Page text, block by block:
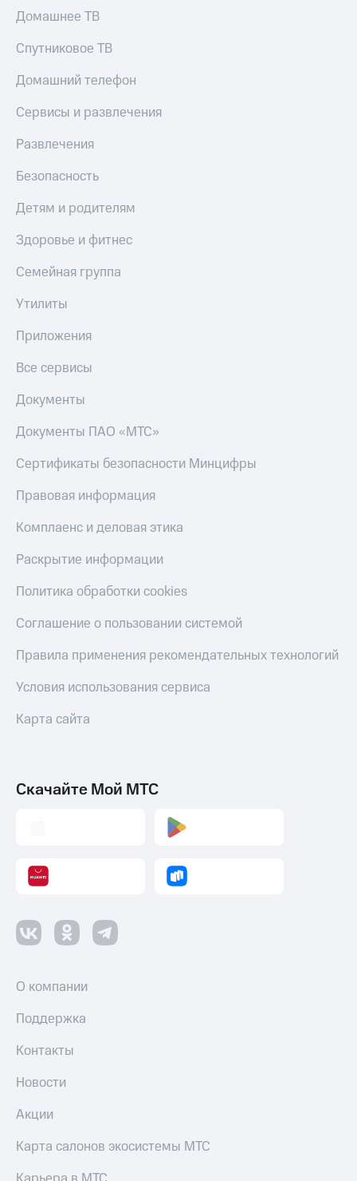
Домашнее ТВ
Спутниковое ТВ
Домашний телефон
Сервисы и развлечения
Развлечения
Безопасность
Детям и родителям
Здоровье и фитнес
Семейная группа
Утилиты
Приложения
Все сервисы
Документы
Документы ПАО «МТС»
Сертификаты безопасности Минцифры
Правовая информация
Комплаенс и деловая этика
Раскрытие информации
Политика обработки cookies
Соглашение о пользовании системой
Правила применения рекомендательных технологий
Условия использования сервиса
Карта сайта
Скачайте Мой МТС
О компании
Поддержка
Контакты
Новости
Акции
Карта салонов экосистемы МТС